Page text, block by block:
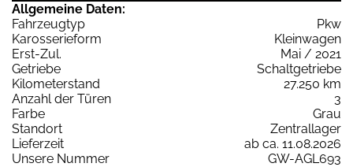
Allgemeine Daten:
Fahrzeugtyp
Pkw
Karosserieform
Kleinwagen
Erst-Zul.
Mai / 2021
Getriebe
Schaltgetriebe
Kilometerstand
27.250 km
Anzahl der Türen
3
Farbe
Grau
Standort
Zentrallager
Lieferzeit
ab ca. 11.08.2026
Unsere Nummer
GW-AGL693